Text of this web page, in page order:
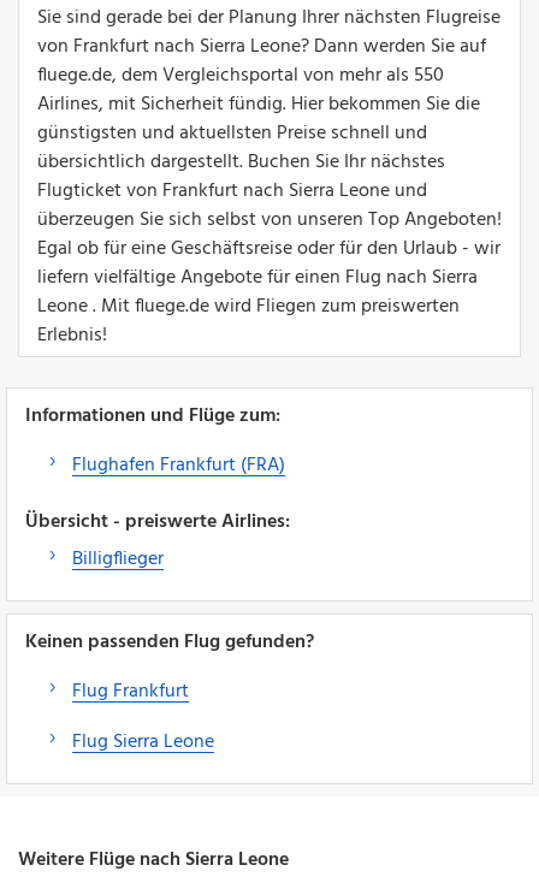
Sie sind gerade bei der Planung Ihrer nächsten Flugreise
von Frankfurt nach Sierra Leone? Dann werden Sie auf
fluege.de, dem Vergleichsportal von mehr als 550
Airlines, mit Sicherheit fündig. Hier bekommen Sie die
günstigsten und aktuellsten Preise schnell und
übersichtlich dargestellt. Buchen Sie Ihr nächstes
Flugticket von Frankfurt nach Sierra Leone und
überzeugen Sie sich selbst von unseren Top Angeboten!
Egal ob für eine Geschäftsreise oder für den Urlaub - wir
liefern vielfältige Angebote für einen Flug nach Sierra
Leone . Mit fluege.de wird Fliegen zum preiswerten
Erlebnis!
Informationen und Flüge zum:
Flughafen Frankfurt (FRA)
Übersicht - preiswerte Airlines:
Billigflieger
Keinen passenden Flug gefunden?
Flug Frankfurt
Flug Sierra Leone
Weitere Flüge nach Sierra Leone